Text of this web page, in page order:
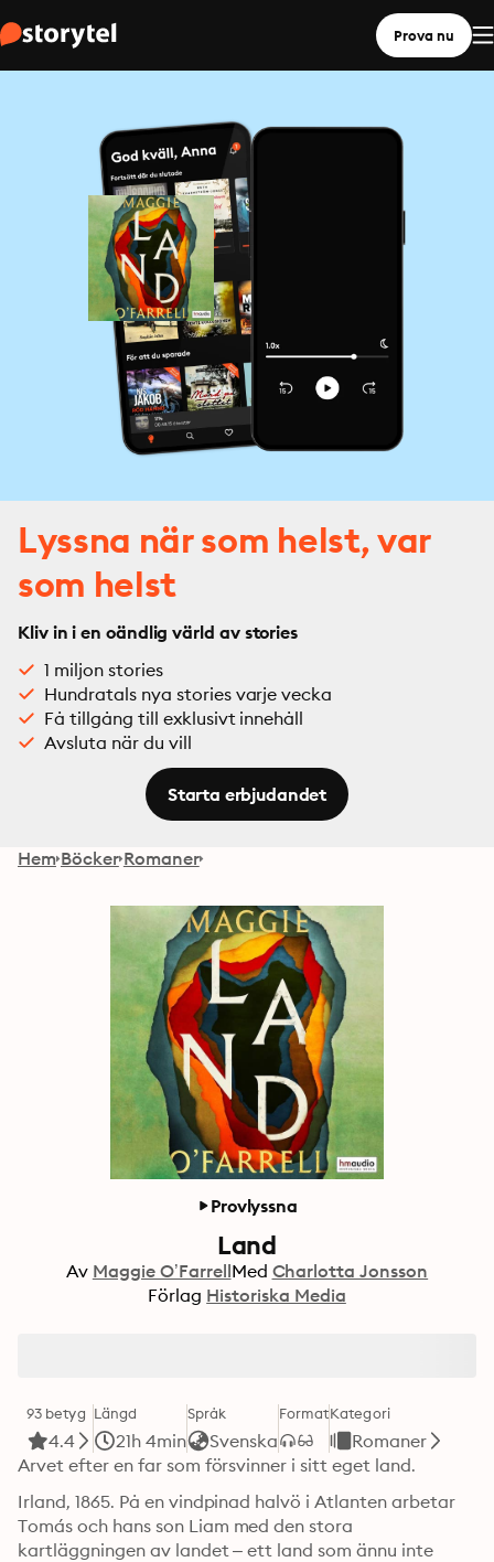
Prova nu
Lyssna när som helst, var
som helst
Kliv in i en oändlig värld av stories
1 miljon stories
Hundratals nya stories varje vecka
Få tillgång till exklusivt innehåll
Avsluta när du vill
Starta erbjudandet
Hem Böcker Romaner
Provlyssna
Land
Av Maggie O’FarrellMed Charlotta Jonsson
Förlag Historiska Media
93 betyg
4.4
Längd
21h 4min
Språk
Svenska
FormatKategori
Romaner
Arvet efter en far som försvinner i sitt eget land.
Irland, 1865. På en vindpinad halvö i Atlanten arbetar
Tomás och hans son Liam med den stora
kartläggningen av landet – ett land som ännu inte